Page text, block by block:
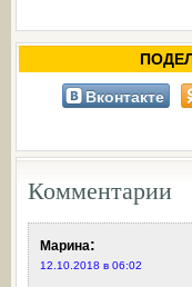
Вконтакте
Комментарии
Марина:
12.10.2018 в 06:02